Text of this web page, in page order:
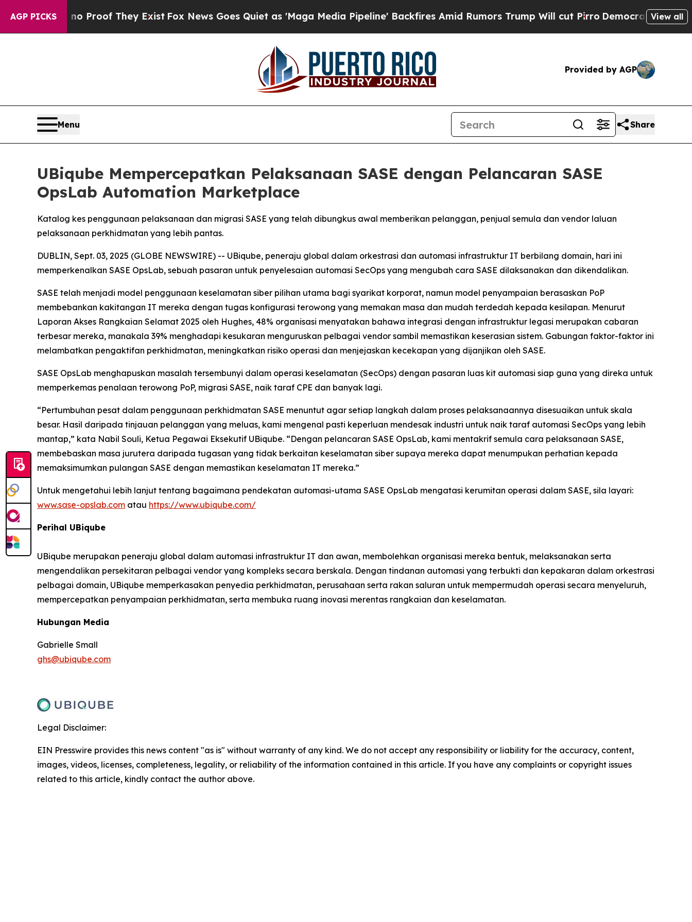
AGP PICKS
Offers no Proof They ExistFox News Goes Quiet as 'Maga Media Pipeline' Backfires Amid Rumors Trump Will cut PirroDemocratic Socialists of
View all
Provided by AGP
Menu Share
UBiqube Mempercepatkan Pelaksanaan SASE dengan Pelancaran SASE
OpsLab Automation Marketplace
Katalog kes penggunaan pelaksanaan dan migrasi SASE yang telah dibungkus awal memberikan pelanggan, penjual semula dan vendor laluan
pelaksanaan perkhidmatan yang lebih pantas.
DUBLIN, Sept. 03, 2025 (GLOBE NEWSWIRE) -- UBiqube, peneraju global dalam orkestrasi dan automasi infrastruktur IT berbilang domain, hari ini
memperkenalkan SASE OpsLab, sebuah pasaran untuk penyelesaian automasi SecOps yang mengubah cara SASE dilaksanakan dan dikendalikan.
SASE telah menjadi model penggunaan keselamatan siber pilihan utama bagi syarikat korporat, namun model penyampaian berasaskan PoP
membebankan kakitangan IT mereka dengan tugas konfigurasi terowong yang memakan masa dan mudah terdedah kepada kesilapan. Menurut
Laporan Akses Rangkaian Selamat 2025 oleh Hughes, 48% organisasi menyatakan bahawa integrasi dengan infrastruktur legasi merupakan cabaran
terbesar mereka, manakala 39% menghadapi kesukaran menguruskan pelbagai vendor sambil memastikan keserasian sistem. Gabungan faktor-faktor ini
melambatkan pengaktifan perkhidmatan, meningkatkan risiko operasi dan menjejaskan kecekapan yang dijanjikan oleh SASE.
SASE OpsLab menghapuskan masalah tersembunyi dalam operasi keselamatan (SecOps) dengan pasaran luas kit automasi siap guna yang direka untuk
memperkemas penalaan terowong PoP, migrasi SASE, naik taraf CPE dan banyak lagi.
“Pertumbuhan pesat dalam penggunaan perkhidmatan SASE menuntut agar setiap langkah dalam proses pelaksanaannya disesuaikan untuk skala
besar. Hasil daripada tinjauan pelanggan yang meluas, kami mengenal pasti keperluan mendesak industri untuk naik taraf automasi SecOps yang lebih
mantap,” kata Nabil Souli, Ketua Pegawai Eksekutif UBiqube. “Dengan pelancaran SASE OpsLab, kami mentakrif semula cara pelaksanaan SASE,
membebaskan masa jurutera daripada tugasan yang tidak berkaitan keselamatan siber supaya mereka dapat menumpukan perhatian kepada
memaksimumkan pulangan SASE dengan memastikan keselamatan IT mereka.”
Untuk mengetahui lebih lanjut tentang bagaimana pendekatan automasi-utama SASE OpsLab mengatasi kerumitan operasi dalam SASE, sila layari:
www.sase-opslab.com atau https://www.ubiqube.com/
Perihal UBiqube
UBiqube merupakan peneraju global dalam automasi infrastruktur IT dan awan, membolehkan organisasi mereka bentuk, melaksanakan serta
mengendalikan persekitaran pelbagai vendor yang kompleks secara berskala. Dengan tindanan automasi yang terbukti dan kepakaran dalam orkestrasi
pelbagai domain, UBiqube memperkasakan penyedia perkhidmatan, perusahaan serta rakan saluran untuk mempermudah operasi secara menyeluruh,
mempercepatkan penyampaian perkhidmatan, serta membuka ruang inovasi merentas rangkaian dan keselamatan.
Hubungan Media
Gabrielle Small
ghs@ubiqube.com
Legal Disclaimer:
EIN Presswire provides this news content "as is" without warranty of any kind. We do not accept any responsibility or liability for the accuracy, content,
images, videos, licenses, completeness, legality, or reliability of the information contained in this article. If you have any complaints or copyright issues
related to this article, kindly contact the author above.